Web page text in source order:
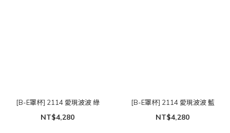
[B-E罩杯] 2114 愛現波波 綠
NT$4,280
[B-E罩杯] 2114 愛現波波 藍
NT$4,280